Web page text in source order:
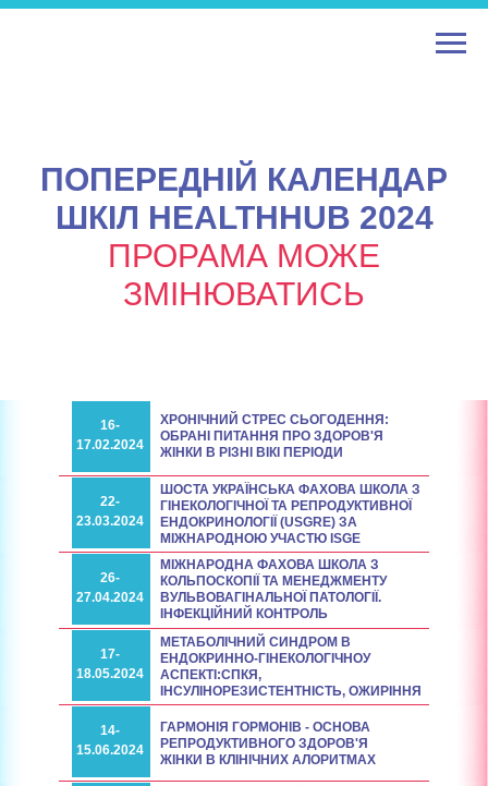
ПОПЕРЕДНІЙ КАЛЕНДАР
ШКІЛ HEALTHHUB 2024
ПРОРАМА МОЖЕ
ЗМІНЮВАТИСЬ
16-
17.02.2024
ХРОНІЧНИЙ СТРЕС СЬОГОДЕННЯ:
ОБРАНІ ПИТАННЯ ПРО ЗДОРОВ'Я
ЖІНКИ В РІЗНІ ВІКІ ПЕРІОДИ
22-
23.03.2024
ШОСТА УКРАЇНСЬКА ФАХОВА ШКОЛА З
ГІНЕКОЛОГІЧНОЇ ТА РЕПРОДУКТИВНОЇ
ЕНДОКРИНОЛОГІЇ (USGRE) ЗА
МІЖНАРОДНОЮ УЧАСТЮ ISGE
26-
27.04.2024
МІЖНАРОДНА ФАХОВА ШКОЛА З
КОЛЬПОСКОПІЇ ТА МЕНЕДЖМЕНТУ
ВУЛЬВОВАГІНАЛЬНОЇ ПАТОЛОГІЇ.
ІНФЕКЦІЙНИЙ КОНТРОЛЬ
17-
18.05.2024
МЕТАБОЛІЧНИЙ СИНДРОМ В
ЕНДОКРИННО-ГІНЕКОЛОГІЧНОУ
АСПЕКТІ:СПКЯ,
ІНСУЛІНОРЕЗИСТЕНТНІСТЬ, ОЖИРІННЯ
14-
15.06.2024
ГАРМОНІЯ ГОРМОНІВ - ОСНОВА
РЕПРОДУКТИВНОГО ЗДОРОВ'Я
ЖІНКИ В КЛІНІЧНИХ АЛОРИТМАХ